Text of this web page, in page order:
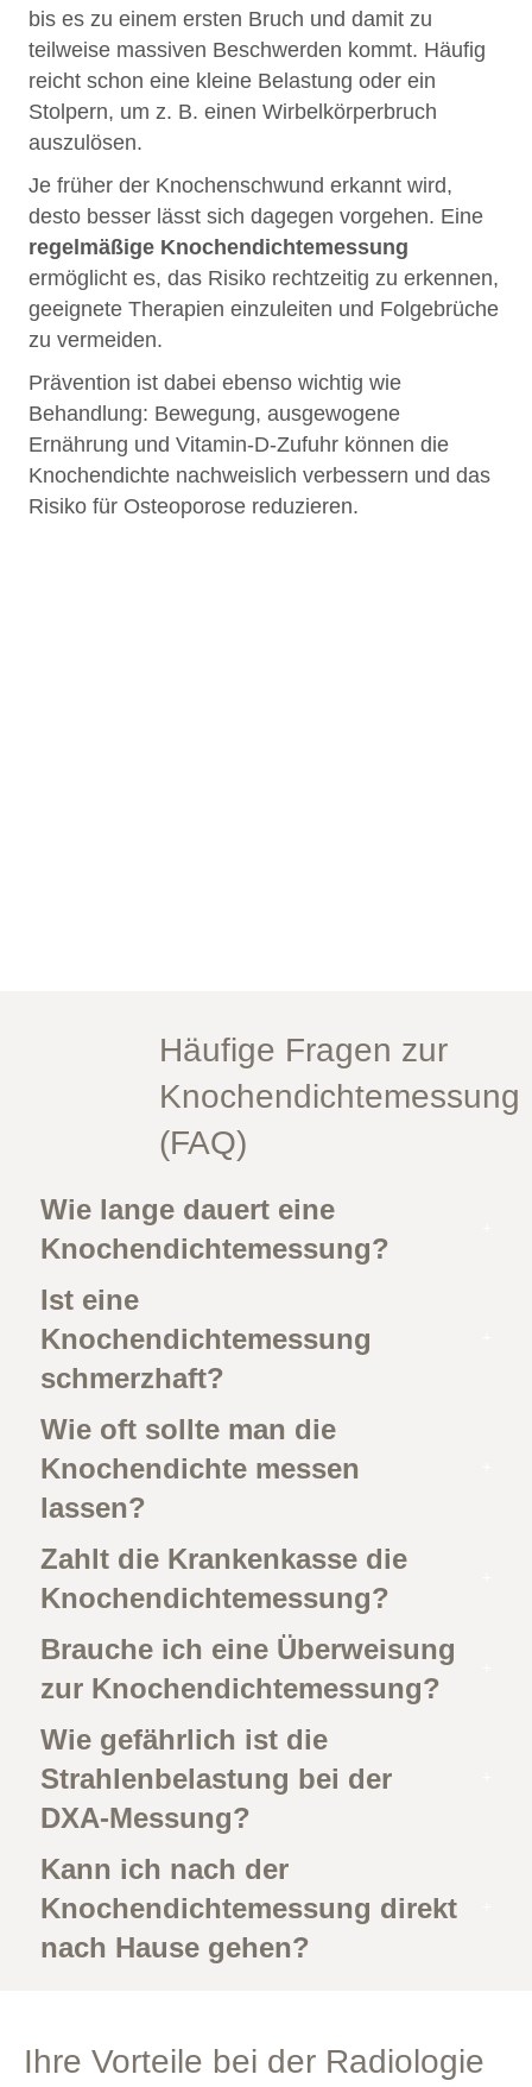
bis es zu einem ersten Bruch und damit zu
teilweise massiven Beschwerden kommt. Häufig
reicht schon eine kleine Belastung oder ein
Stolpern, um z. B. einen Wirbelkörperbruch
auszulösen.
Je früher der Knochenschwund erkannt wird,
desto besser lässt sich dagegen vorgehen. Eine
regelmäßige Knochendichtemessung
ermöglicht es, das Risiko rechtzeitig zu erkennen,
geeignete Therapien einzuleiten und Folgebrüche
zu vermeiden.
Prävention ist dabei ebenso wichtig wie
Behandlung: Bewegung, ausgewogene
Ernährung und Vitamin-D-Zufuhr können die
Knochendichte nachweislich verbessern und das
Risiko für Osteoporose reduzieren.
Häufige Fragen zur
Knochendichtemessung
(FAQ)
Wie lange dauert eine
Knochendichtemessung?
Ist eine
Knochendichtemessung
schmerzhaft?
Wie oft sollte man die
Knochendichte messen
lassen?
Zahlt die Krankenkasse die
Knochendichtemessung?
Brauche ich eine Überweisung
zur Knochendichtemessung?
Wie gefährlich ist die
Strahlenbelastung bei der
DXA-Messung?
Kann ich nach der
Knochendichtemessung direkt
nach Hause gehen?
Ihre Vorteile bei der Radiologie